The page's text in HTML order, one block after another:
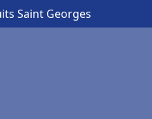
Saint Georges